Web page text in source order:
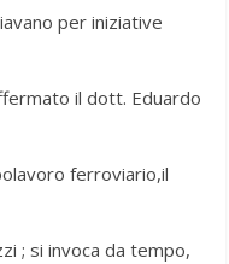
per iniziative
il dott. Eduardo
ferroviario,il
; si invoca da tempo,